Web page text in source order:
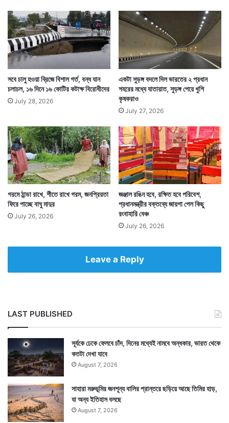
সবে চালু হওয়া ব্রিজে বিশাল গর্ত, বন্ধ যান
চলাচল, ১৬ দিনে ১৬ কোটির কটাক্ষ বিরোধীদের
July 28, 2026
একটা সুড়ঙ্গ বদলে দিল ভারতের ২ প্রধান
শহরের মধ্যে যাতায়াত, সুড়ঙ্গ পেয়ে খুশি
কৃষকরাও
July 27, 2026
গরমে ঠান্ডা রাখে, শীতে রাখে গরম, জনপ্রিয়তা
ফিরে পাচ্ছে বাঘু মাদুর
July 26, 2026
জঞ্জাল রঙিন হবে, রক্ষিত হবে পরিবেশ,
প্রধানমন্ত্রীর বক্তব্যে জায়গা পেল কিছু
রংবাহারি বেঞ্চ
July 26, 2026
Leave a Reply
LAST PUBLISHED
সূর্যকে ঢেকে ফেলবে চাঁদ, দিনের মধ্যেই নামবে অন্ধকার, ভারত থেকে
কতটা দেখা যাবে
August 7, 2026
সাহারা মরুভূমির জনশূন্য বালির প্রান্তরে ছড়িয়ে আছে তিমির হাড়,
যা অন্য ইতিহাস বলছে
August 7, 2026